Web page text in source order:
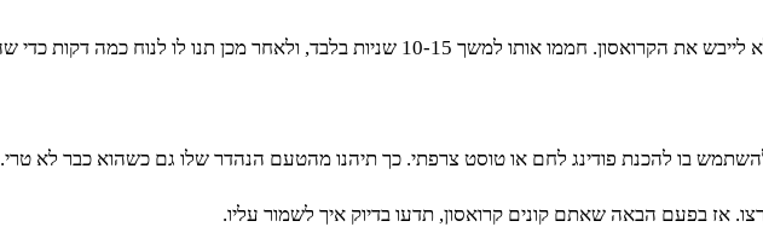
ולאחר מכן תנו לו לנוח כמה דקות כדי שהחום יתפזר בצורה אחידה.
בו להכנת פודינג לחם או טוסט צרפתי. כך תיהנו מהטעם הנהדר שלו גם כשהוא כבר לא טרי.
אז בפעם הבאה שאתם קונים קרואסון, תדעו בדיוק איך לשמור עליו.